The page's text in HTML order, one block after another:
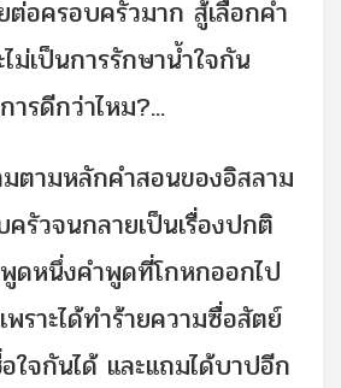
อครอบครัวมาก สู้เลือกคำ
ม่เป็นการรักษาน้ำใจกัน
รดีกว่าไหม?...
ตามหลักคำสอนของอิสลาม
รัวจนกลายเป็นเรื่องปกติ
พูดหนึ่งคำพูดที่โกหกออกไป
พราะได้ทำร้ายความซื่อสัตย์
อใจกันได้ และแถมได้บาปอีก